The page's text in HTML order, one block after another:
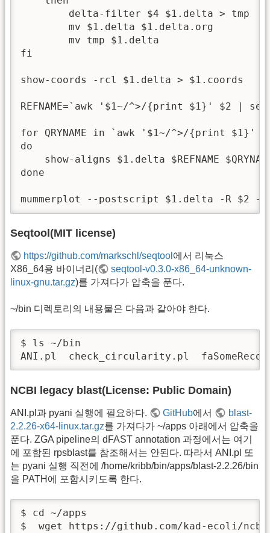
        delta-filter $4 $1.delta > tmp
        mv $1.delta $1.delta.org
        mv tmp $1.delta
fi
show-coords -rcl $1.delta > $1.coords
REFNAME=`awk '$1~/^>/{print $1}' $2 |
for QRYNAME in `awk '$1~/^>/{print
do
show-aligns $1.delta $REFNAME
done
mummerplot --postscript $1.delta -R $2
Seqtool(MIT license)
https://github.com/markschl/seqtool 에서 리눅스
X86_64용 바이너리(
seqtool-v0.3.0-x86_64-unknown-
linux-gnu.tar.gz)를 가져다가 압축을 푼다.
~/bin 디렉토리의 내용물은 다음과 같아야 한다.
$ ls ~/bin
ANI.pl  check_circularity.pl
NCBI legacy blast(License: Public Domain)
ANI.pl과 pyani 실행에 필요하다. GitHub에서
blast-
2.2.26-x64-linux.tar.gz를 가져다가 ~/apps 아래에서 압축을
푼다. ZGA pipeline의 dFAST annotation 과정에서는 여기
에 포함된 rpsblast를 참조해서는 안된다. 따라서 ANI.pl 또
는 pyani 실행 직전에 /home/kribb/bin/apps/blast-2.2.26/bin
을 PATH에 포함시키도록 한다.
$ cd ~/apps
$  wget https://github.com/kad-ecoli/